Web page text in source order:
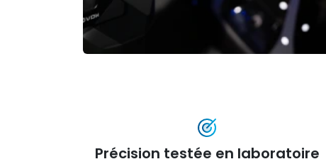
Précision testée en laboratoire